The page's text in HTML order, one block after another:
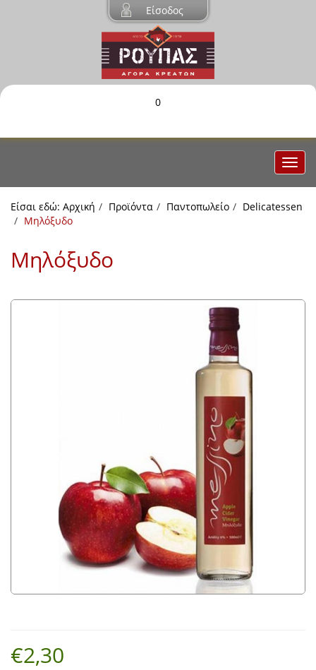
Είσοδος
0
Είσαι εδώ: Αρχική Προϊόντα Παντοπωλείο
Delicatessen
Μηλόξυδο
Μηλόξυδο
€2,30